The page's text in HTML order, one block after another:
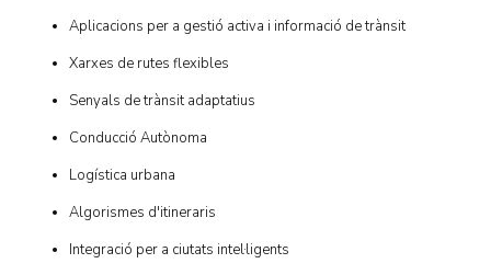
Aplicacions per a gestió activa i informació de trànsit
Xarxes de rutes flexibles
Senyals de trànsit adaptatius
Conducció Autònoma
Logística urbana
Algorismes d'itineraris
Integració per a ciutats intel·ligents